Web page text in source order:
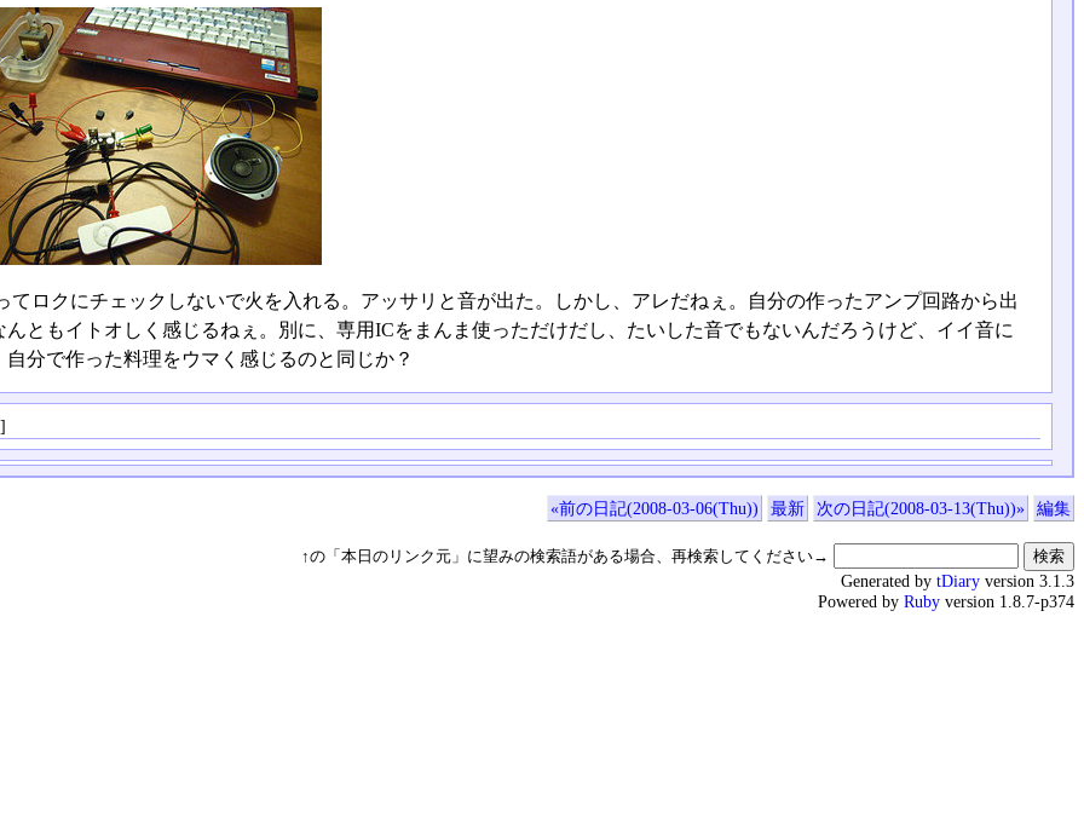
てロクにチェックしないで火を入れる。アッサリと音が出た。しかし、アレだねぇ。自分の作ったアンプ回路から出
んともイトオしく感じるねぇ。別に、専用ICをまんま使っただけだし、たいした音でもないんだろうけど、イイ音に
自分で作った料理をウマく感じるのと同じか？
]
«前の日記(2008-03-06(Thu)) 最新 次の日記(2008-03-13(Thu))» 編集
↑の「本日のリンク元」に望みの検索語がある場合、再検索してください→
Generated by tDiary version 3.1.3
Powered by Ruby version 1.8.7-p374